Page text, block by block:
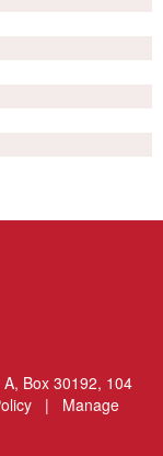
Box 30192, 104
| Manage